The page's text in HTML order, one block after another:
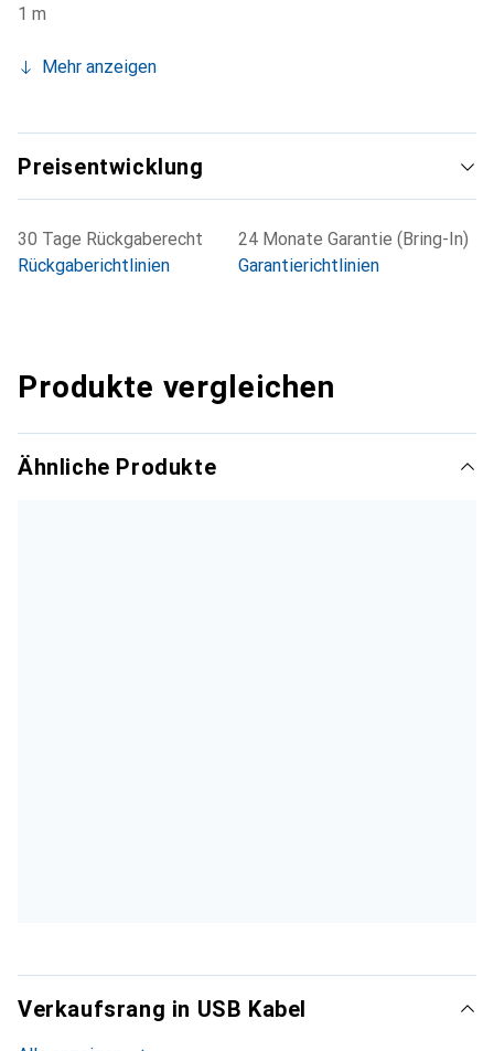
1 m
Mehr anzeigen
Preisentwicklung
30 Tage Rückgaberecht
Rückgaberichtlinien
24 Monate Garantie (Bring-In)
Garantierichtlinien
Produkte vergleichen
Ähnliche Produkte
Verkaufsrang in USB Kabel